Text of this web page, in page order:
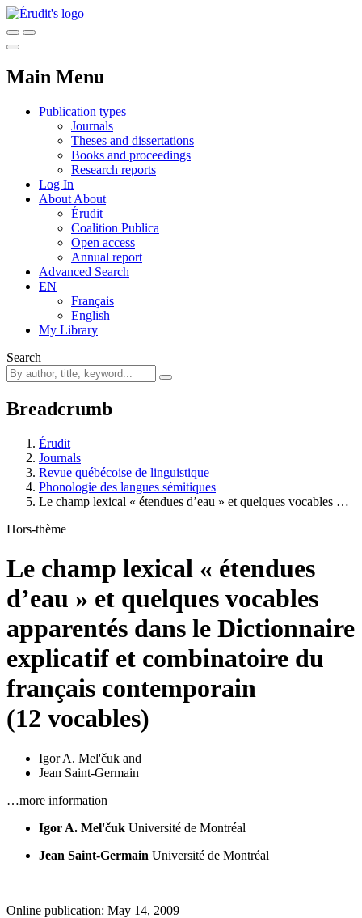
Main Menu
Publication types
Journals
Theses and dissertations
Books and proceedings
Research reports
Log In
About About
Érudit
Coalition Publica
Open access
Annual report
Advanced Search
EN
Français
English
My Library
Search
Breadcrumb
Érudit
Journals
Revue québécoise de linguistique
Phonologie des langues sémitiques
Le champ lexical « étendues d’eau » et quelques vocables …
Hors-thème
Le champ lexical « étendues
d’eau » et quelques vocables
apparentés dans le Dictionnaire
explicatif et combinatoire du
français contemporain
(12 vocables)
Igor A. Mel'čuk and
Jean Saint-Germain
…more information
Igor A. Mel'čuk Université de Montréal
Jean Saint-Germain Université de Montréal
Online publication: May 14, 2009